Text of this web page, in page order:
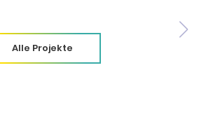
Alle Projekte